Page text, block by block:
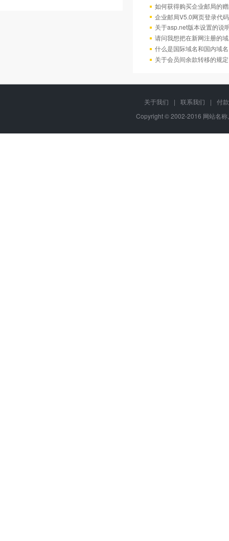
如何获得购买企业邮局的
企业邮局V5.0网页登录代码
关于asp.net版本设置的说
请问我想把在新网注册的
什么是国际域名和国内域
关于会员间余款转移的规定
关于我们 | 联系我们 |
付
Copyright © 2002-2016 网站名